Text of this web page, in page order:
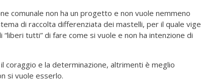
comunale non ha un progetto e non vuole nemmeno
di raccolta differenziata dei mastelli, per il quale vige
tutti” di fare come si vuole e non ha intenzione di
coraggio e la determinazione, altrimenti è meglio
si vuole esserlo.